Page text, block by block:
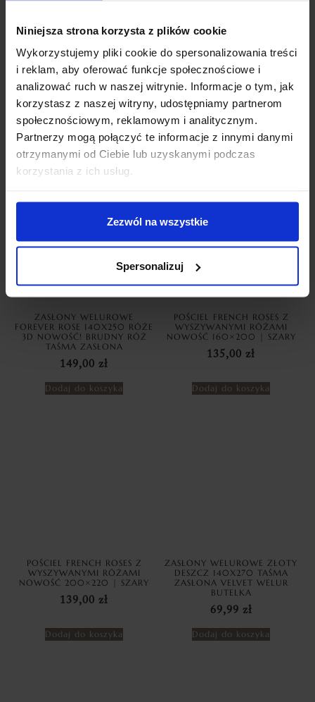
Niniejsza strona korzysta z plików cookie
Wykorzystujemy pliki cookie do spersonalizowania treści
i reklam, aby oferować funkcje społecznościowe i
analizować ruch w naszej witrynie. Informacje o tym, jak
korzystasz z naszej witryny, udostępniamy partnerom
społecznościowym, reklamowym i analitycznym.
Partnerzy mogą połączyć te informacje z innymi danymi
otrzymanymi od Ciebie lub uzyskanymi podczas
korzystania z ich usług.
Zezwól na wszystkie
Spersonalizuj
ZASŁONY WELUROWE METOR
Z KRYSZTAŁKAMI 140×250
SILVER ZASŁONY
DEKORACYJNE
69,99zł
Dodaj do koszyka
ZASŁONY WELUROWE MODEL
METOR Z KRYSZTAŁKAMI
CYRKONIE 140×270 BABY
PINK
69,99zł
Dodaj do koszyka
ZASŁONY WELUROWE
FOREVER ROSE 140X250 RÓŻE
3D NOWOŚĆ! BRUDNY RÓŻ
TAŚMA ZASŁONA
149,00 zł
Dodaj do koszyka
POŚCIEL FRENCH ROSES Z
WYSZYWANYMI RÓŻAMI
NOWOŚĆ 160×200 | SZARY
135,00 zł
Dodaj do koszyka
POŚCIEL FRENCH ROSES Z
WYSZYWANYMI RÓŻAMI
NOWOŚĆ 200×220 | SZARY
139,00 zł
Dodaj do koszyka
ZASŁONY WELUROWE ZŁOTY
DESZCZ 140X270 TAŚMA
ZASŁONA VELVET WELUR
BUTELKA
69,99 zł
Dodaj do koszyka